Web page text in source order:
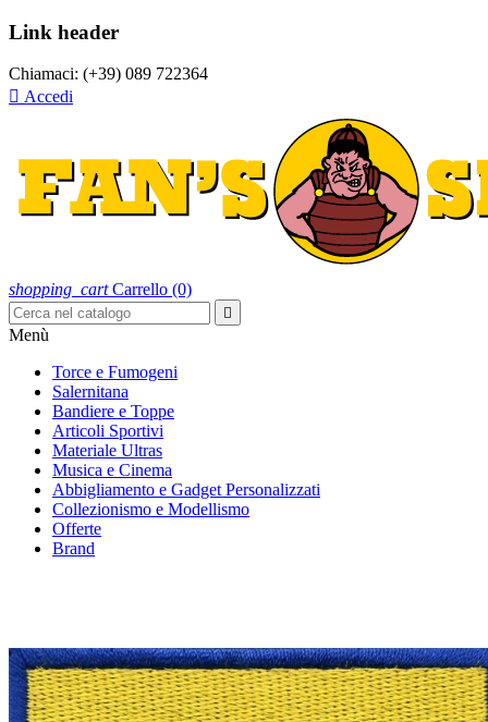
Link header
Chiamaci: (+39) 089 722364
 Accedi
shopping_cart Carrello (0)

Menù
Torce e Fumogeni
Salernitana
Bandiere e Toppe
Articoli Sportivi
Materiale Ultras
Musica e Cinema
Abbigliamento e Gadget Personalizzati
Collezionismo e Modellismo
Offerte
Brand